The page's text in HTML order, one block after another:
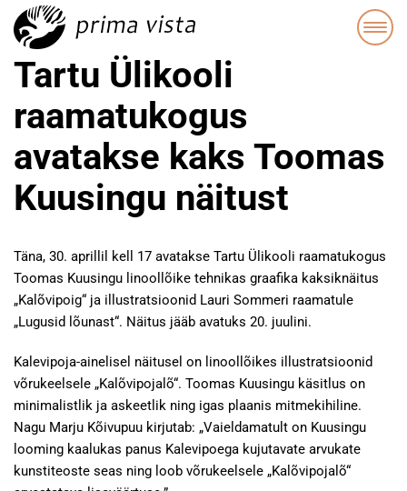
Tartu Ülikooli
raamatukogus
avatakse kaks Toomas
Kuusingu näitust
Täna, 30. aprillil kell 17 avatakse Tartu Ülikooli raamatukogus
Toomas Kuusingu linoollõike tehnikas graafika kaksiknäitus
„Kalõvipoig“ ja illustratsioonid Lauri Sommeri raamatule
„Lugusid lõunast“. Näitus jääb avatuks 20. juulini.
Kalevipoja-ainelisel näitusel on linoollõikes illustratsioonid
võrukeelsele „Kalõvipojalõ“. Toomas Kuusingu käsitlus on
minimalistlik ja askeetlik ning igas plaanis mitmekihiline.
Nagu Marju Kõivupuu kirjutab: „Vaieldamatult on Kuusingu
looming kaalukas panus Kalevipoega kujutavate arvukate
kunstiteoste seas ning loob võrukeelsele „Kalõvipojalõ“